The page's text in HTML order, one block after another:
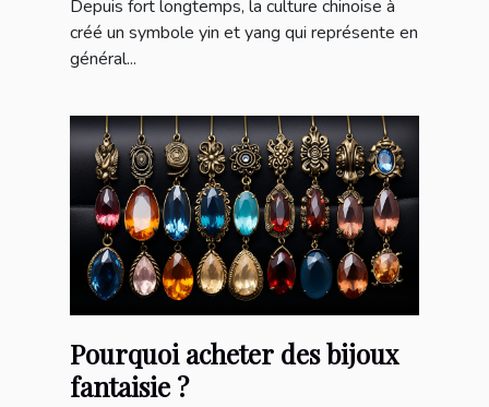
Depuis fort longtemps, la culture chinoise à
créé un symbole yin et yang qui représente en
général...
Pourquoi acheter des bijoux
fantaisie ?